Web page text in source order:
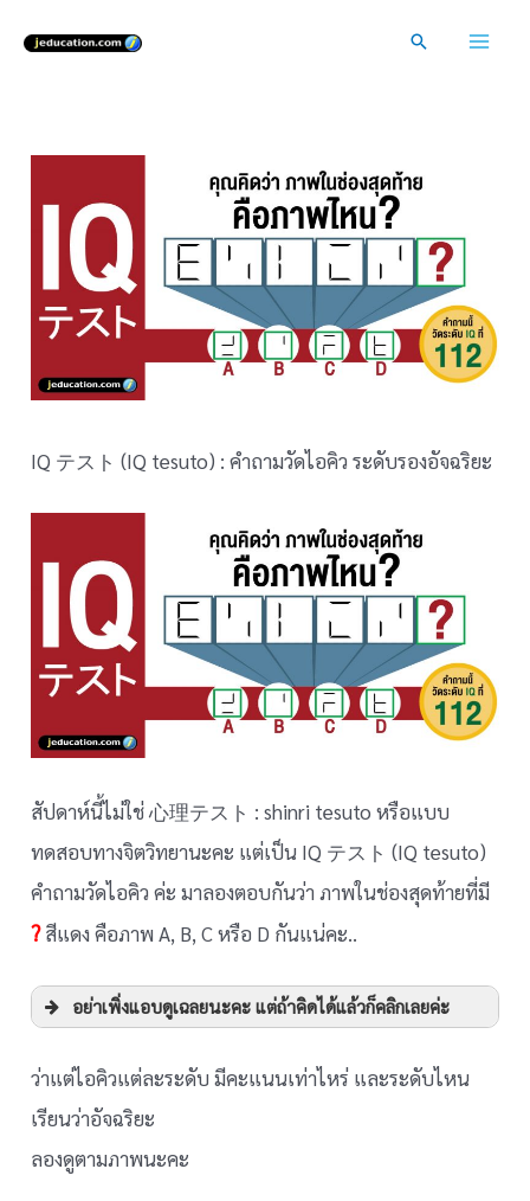
Search
IQ テスト (IQ tesuto) : คำถามวัดไอคิว ระดับรองอัจฉริยะ
สัปดาห์นี้ไม่ใช่ 心理テスト : shinri tesuto หรือแบบ
ทดสอบทางจิตวิทยานะคะ แต่เป็น IQ テスト (IQ tesuto)
คำถามวัดไอคิว ค่ะ มาลองตอบกันว่า ภาพในช่องสุดท้ายที่มี
?สีแดง คือภาพ A, B, C หรือ D กันแน่คะ..
อย่าเพิ่งแอบดูเฉลยนะคะ แต่ถ้าคิดได้แล้วก็คลิกเลยค่ะ
ว่าแต่ไอคิวแต่ละระดับ มีคะแนนเท่าไหร่ และระดับไหน
เรียนว่าอัจฉริยะ
ลองดูตามภาพนะคะ